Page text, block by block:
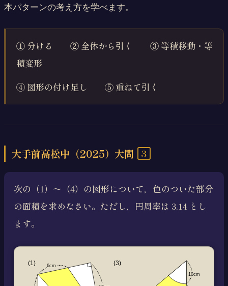
本パターンの考え方を学べます。
① 分ける ② 全体から引く ③ 等積移動・等
積変形
④ 図形の付け足し ⑤ 重ねて引く
大手前高松中（2025）大問 3
次の（1）〜（4）の図形について，色のついた部分
の面積を求めなさい。ただし，円周率は 3.14 とし
ます。